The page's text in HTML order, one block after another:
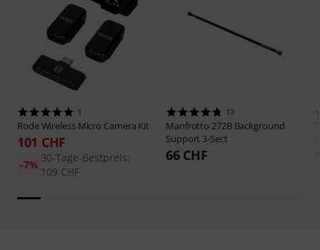
1
RodeWireless Micro Camera Kit
101 CHF
30-Tage-Bestpreis:
109 CHF
-7%
13
Manfrotto 272B Background
Support 3-Sect
66 CHF